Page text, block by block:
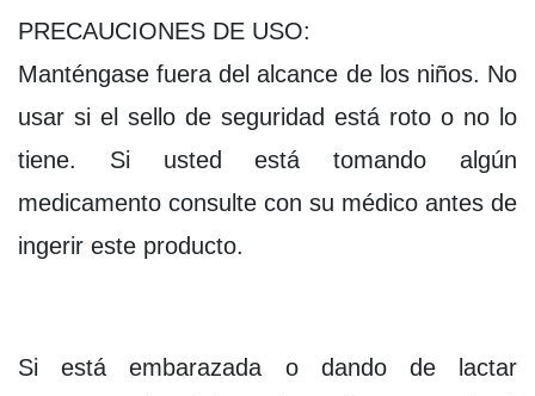
PRECAUCIONES DE USO:
Manténgase fuera del alcance de los niños. No
usar si el sello de seguridad está roto o no lo
tiene. Si usted está tomando algún
medicamento consulte con su médico antes de
ingerir este producto.
Si está embarazada o dando de lactar